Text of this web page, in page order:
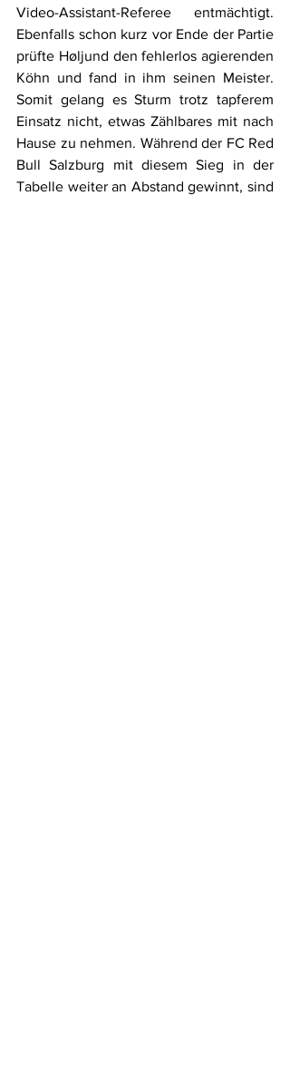
Video-Assistant-Referee entmächtigt.
Ebenfalls schon kurz vor Ende der Partie
prüfte Høljund den fehlerlos agierenden
Somit gelang es Sturm trotz tapferem
Einsatz nicht, etwas Zählbares mit nach
Hause zu nehmen. Während der FC Red
Bull Salzburg mit diesem Sieg in der
Tabelle weiter an Abstand gewinnt, sind